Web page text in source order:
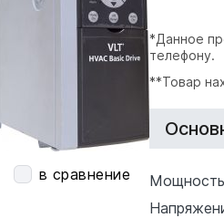
в сравнение
*Данное
телефону.
**Товар